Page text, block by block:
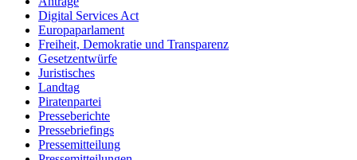
Digital Services Act
Europaparlament
Freiheit, Demokratie und Transparenz
Gesetzentwürfe
Juristisches
Landtag
Piratenpartei
Presseberichte
Pressebriefings
Pressemitteilung